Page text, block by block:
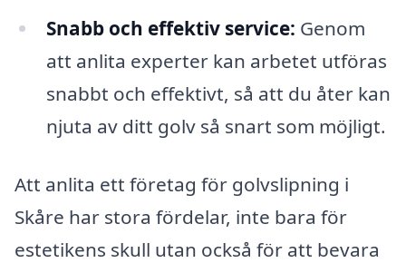
Snabb och effektiv service: Genom
att anlita experter kan arbetet utföras
snabbt och effektivt, så att du åter kan
njuta av ditt golv så snart som möjligt.
Att anlita ett företag för golvslipning i
Skåre har stora fördelar, inte bara för
estetikens skull utan också för att bevara